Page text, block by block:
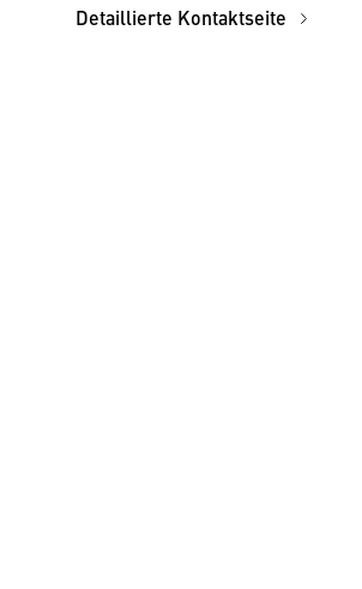
Detaillierte Kontaktseite